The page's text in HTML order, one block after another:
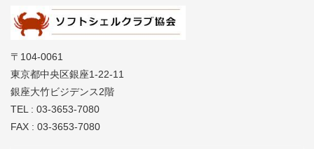
〒104-0061
東京都中央区銀座1-22-11
銀座大竹ビジデンス2階
TEL : 03-3653-7080
FAX : 03-3653-7080